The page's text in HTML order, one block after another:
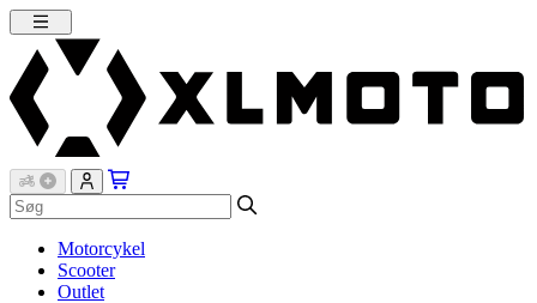
Motorcykel
Scooter
Outlet